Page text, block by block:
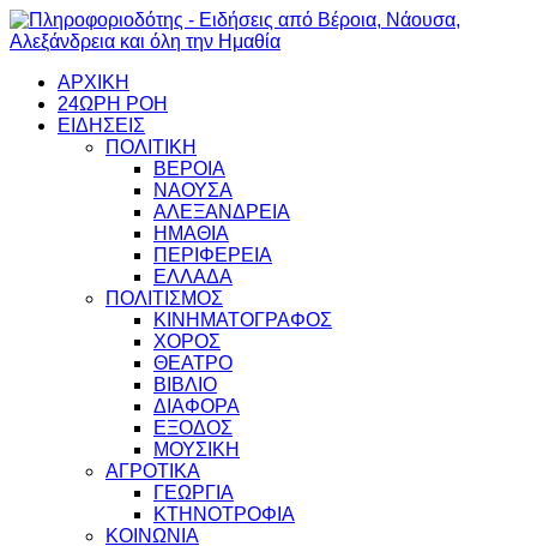
ΑΡΧΙΚΗ
24ΩΡΗ ΡΟΗ
ΕΙΔΗΣΕΙΣ
ΠΟΛΙΤΙΚΗ
ΒΕΡΟΙΑ
ΝΑΟΥΣΑ
ΑΛΕΞΑΝΔΡΕΙΑ
ΗΜΑΘΙΑ
ΠΕΡΙΦΕΡΕΙΑ
ΕΛΛΑΔΑ
ΠΟΛΙΤΙΣΜΟΣ
ΚΙΝΗΜΑΤΟΓΡΑΦΟΣ
ΧΟΡΟΣ
ΘΕΑΤΡΟ
ΒΙΒΛΙΟ
ΔΙΑΦΟΡΑ
ΕΞΟΔΟΣ
ΜΟΥΣΙΚΗ
ΑΓΡΟΤΙΚΑ
ΓΕΩΡΓΙΑ
ΚΤΗΝΟΤΡΟΦΙΑ
ΚΟΙΝΩΝΙΑ